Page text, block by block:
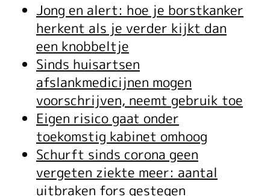
Jong en alert: hoe je borstkanker
herkent als je verder kijkt dan
een knobbeltje
Sinds huisartsen
afslankmedicijnen mogen
voorschrijven, neemt gebruik toe
Eigen risico gaat onder
toekomstig kabinet omhoog
Schurft sinds corona geen
vergeten ziekte meer: aantal
uitbraken fors gestegen